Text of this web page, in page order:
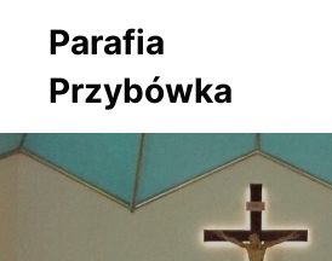
Parafia
Przybówka